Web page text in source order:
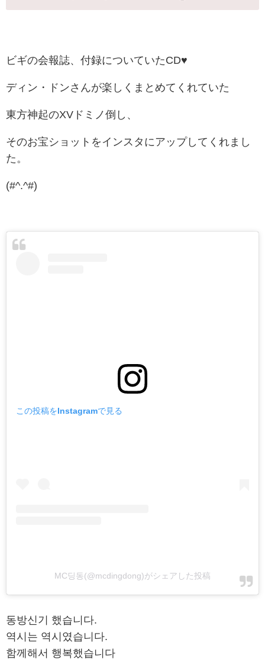
ビギの会報誌、付録についていたCD♥
ディン・ドンさんが楽しくまとめてくれていた
東方神起のXVドミノ倒し、
そのお宝ショットをインスタにアップしてくれまし
た。
(#^.^#)
この投稿をInstagramで見る
MC딩동(@mcdingdong)がシェアした投稿
동방신기 했습니다.
역시는 역시였습니다.
함께해서 행복했습니다